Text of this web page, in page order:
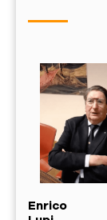
Enrico